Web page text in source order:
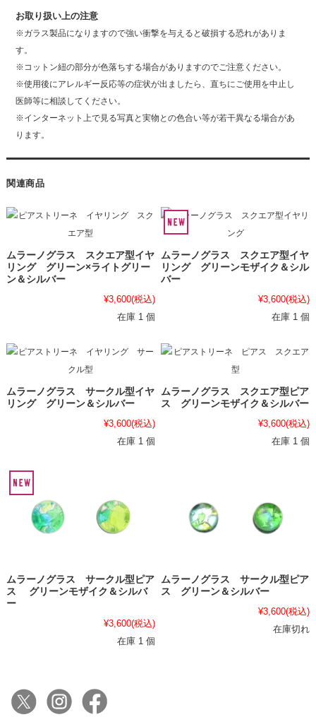
お取り扱い上の注意
※ガラス製品になりますので強い衝撃を与えると破損する恐れがありま
す。
※コットン紐の部分が色落ちする場合がありますのでご注意ください。
※使用後にアレルギー反応等の症状が出ましたら、直ちにご使用を中止し
医師等に相談してください。
※インターネット上で見る写真と実物との色合い等が若干異なる場合があ
ります。
関連商品
ムラーノグラス スクエア型イヤ
リング グリーン×ライトグリー
ン＆シルバー
¥3,600(税込)
在庫 1 個
ムラーノグラス スクエア型イヤ
リング グリーンモザイク＆シル
バー
¥3,600(税込)
在庫 1 個
ムラーノグラス サークル型イヤ
リング グリーン＆シルバー
¥3,600(税込)
在庫 1 個
ムラーノグラス スクエア型ピア
ス グリーンモザイク＆シルバー
¥3,600(税込)
在庫 1 個
ムラーノグラス サークル型ピア
ス グリーンモザイク＆シルバ
ー
¥3,600(税込)
在庫 1 個
ムラーノグラス サークル型ピア
ス グリーン＆シルバー
¥3,600(税込)
在庫切れ